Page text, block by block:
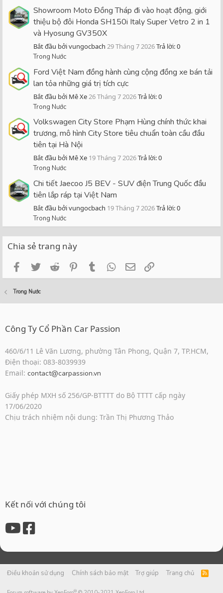
Showroom Moto Đồng Tháp đi vào hoạt động, giới
thiệu bộ đôi Honda SH150i Italy Super Vetro 2 in 1
và Hyosung GV350X
Bắt đầu bởi vungocbach 29 Tháng 7 2026Trả lời: 0
Trong Nước
Ford Việt Nam đồng hành cùng cộng đồng xe bán tải
lan tỏa những giá trị tích cực
Bắt đầu bởi Mê Xe 26 Tháng 7 2026Trả lời: 0
Trong Nước
Volkswagen City Store Phạm Hùng chính thức khai
trương, mô hình City Store tiêu chuẩn toàn cầu đầu
tiên tại Hà Nội
Bắt đầu bởi Mê Xe 19 Tháng 7 2026Trả lời: 0
Trong Nước
Chi tiết Jaecoo J5 BEV - SUV điện Trung Quốc đầu
tiên lắp ráp tại Việt Nam
Bắt đầu bởi vungocbach 19 Tháng 7 2026Trả lời: 0
Trong Nước
Chia sẻ trang này
FacebookTwitterReddit PinterestTumblrWhatsApp
Email
Trong Nước
Công Ty Cổ Phần Car Passion
460/6/11 Lê Văn Lương, phường Tân Phong, Quận 7, TP.HCM,
Điện thoại: 083-8039939
Email: contact@carpassion.vn
Giấy phép MXH số 256/GP-BTTTT do Bộ TTTT cấp ngày
17/06/2020
Chịu trách nhiệm nội dung: Trần Thị Phương Thảo
Kết nối với chúng tôi
Điều khoản sử dụng Chính sách bảo mật Trợ giúp Trang chủ
R
S
®